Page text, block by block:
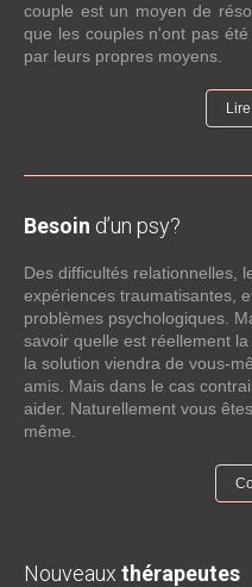
couple est un moyen de
que les couples n'ont pas
par leurs propres moyens.
Besoin d’un psy?
Des difficultés relationnelles,
expériences traumatisantes,
problèmes psychologiques.
savoir quelle est réellement
la solution viendra de vous-
amis. Mais dans le cas
aider. Naturellement vous
même.
Nouveaux thérapeutes